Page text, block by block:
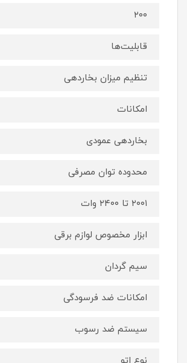
۲۰۰
قابلیت‌ها
تنظیم میزان بخاردهی
امکانات
بخاردهی عمودی
محدوده توان مصرفی
۲۰۰۱ تا ۲۴۰۰ وات
ابزار مخصوص لوازم برقی
سیم گردان
امکانات ضد فرسودگی
سیستم ضد رسوب